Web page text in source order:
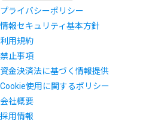
プライバシーポリシー
情報セキュリティ基本方針
利用規約
禁止事項
資金決済法に基づく情報提供
Cookie使用に関するポリシー
会社概要
採用情報